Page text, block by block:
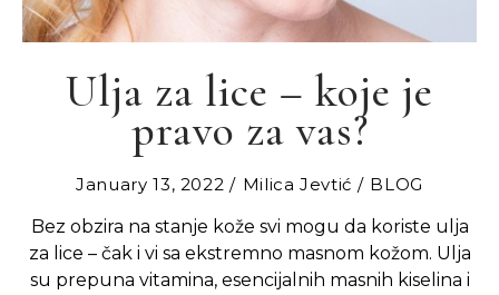
Ulja za lice – koje je
pravo za vas?
January 13, 2022 Milica Jevtić
BLOG
Bez obzira na stanje kože svi mogu da koriste ulja
za lice – čak i vi sa ekstremno masnom kožom. Ulja
su prepuna vitamina, esencijalnih masnih kiselina i